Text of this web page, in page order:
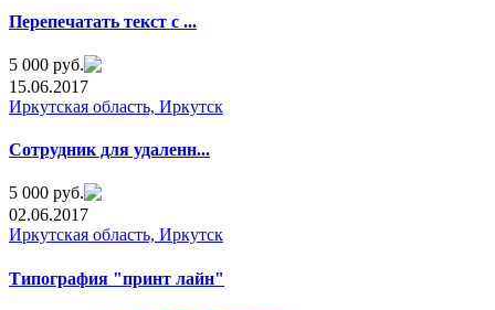
Перепечатать текст с ...
5 000 руб.
15.06.2017
Иркутская область, Иркутск
Сотрудник для удаленн...
5 000 руб.
02.06.2017
Иркутская область, Иркутск
Типография "принт лайн"